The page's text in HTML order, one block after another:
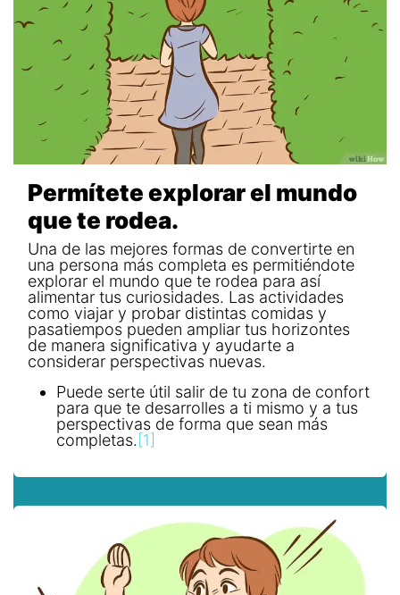
Permítete explorar el mundo
que te rodea.
Una de las mejores formas de convertirte en
una persona más completa es permitiéndote
explorar el mundo que te rodea para así
alimentar tus curiosidades. Las actividades
como viajar y probar distintas comidas y
pasatiempos pueden ampliar tus horizontes
de manera significativa y ayudarte a
considerar perspectivas nuevas.
Puede serte útil salir de tu zona de confort
para que te desarrolles a ti mismo y a tus
perspectivas de forma que sean más
completas. [1]